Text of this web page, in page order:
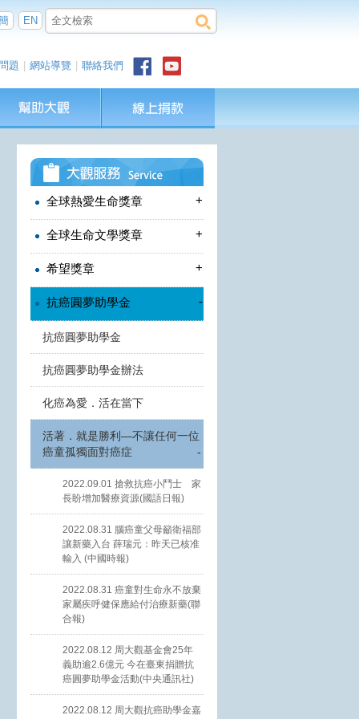
EN
題 網站導覽 聯絡我們
全球熱愛生命獎章 +
全球生命文學獎章 +
希望獎章 +
抗癌圓夢助學金 -
抗癌圓夢助學金
抗癌圓夢助學金辦法
化癌為愛．活在當下
活著．就是勝利—不讓任何一位
癌童孤獨面對癌症
-
2022.09.01 搶救抗癌小鬥士 家
長盼增加醫療資源(國語日報)
2022.08.31 腦癌童父母籲衛福部
讓新藥入台 薛瑞元：昨天已核准
輸入 (中國時報)
2022.08.31 癌童對生命永不放棄
家屬疾呼健保應給付治療新藥(聯
合報)
2022.08.12 周大觀基金會25年
義助逾2.6億元 今在臺東捐贈抗
癌圓夢助學金活動(中央通訊社)
2022.08.12 周大觀抗癌助學金嘉